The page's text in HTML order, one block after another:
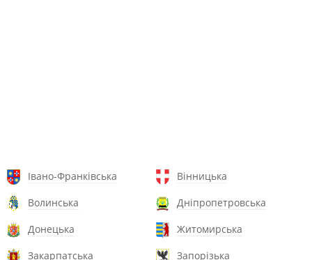
Івано-Франківська
Вінницька
Волинська
Дніпропетровська
Донецька
Житомирська
Закарпатська
Запорізька